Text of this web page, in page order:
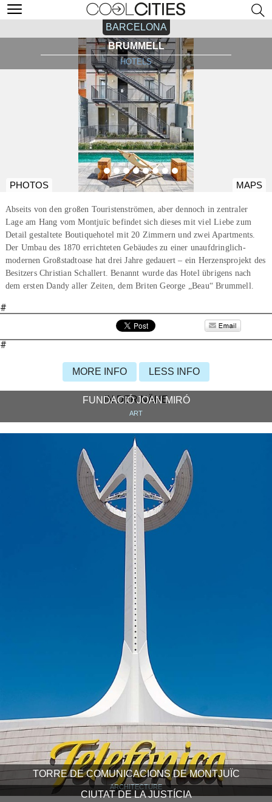
BARCELONA
BRUMMELL
HOTELS
PHOTOS MAPS
Abseits von den großen Touristenströmen, aber dennoch in zentraler
Lage am Hang vom Montjuïc befindet sich dieses mit viel Liebe zum
Detail gestaltete Boutiquehotel mit 20 Zimmern und zwei Apartments.
Der Umbau des 1870 errichteten Gebäudes zu einer unaufdringlich-
modernen Großstadtoase hat drei Jahre gedauert – ein Herzensprojekt des
Besitzers Christian Schallert. Benannt wurde das Hotel übrigens nach
dem ersten Dandy aller Zeiten, dem Briten George „Beau“ Brummell.
#
#
MORE INFO LESS INFO
IN DER NÄHE
FUNDACIÓ JOAN MIRÓ
ART
TORRE DE COMUNICACIONS DE MONTJUÏC
ARCHITECTURE
CIUTAT DE LA JUSTÍCIA